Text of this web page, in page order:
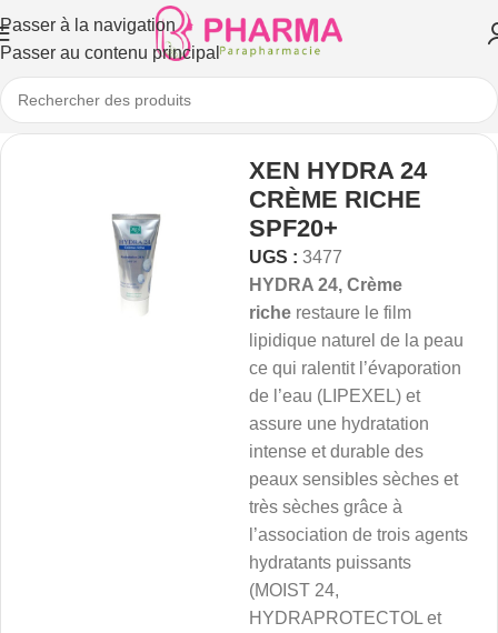
Passer à la navigation
Passer au contenu principal
XEN HYDRA 24
CRÈME RICHE
SPF20+
UGS : 3477
HYDRA 24, Crème
riche restaure le film
lipidique naturel de la peau
ce qui ralentit l’évaporation
de l’eau (LIPEXEL) et
assure une hydratation
intense et durable des
peaux sensibles sèches et
très sèches grâce à
l’association de trois agents
hydratants puissants
(MOIST 24,
HYDRAPROTECTOL et